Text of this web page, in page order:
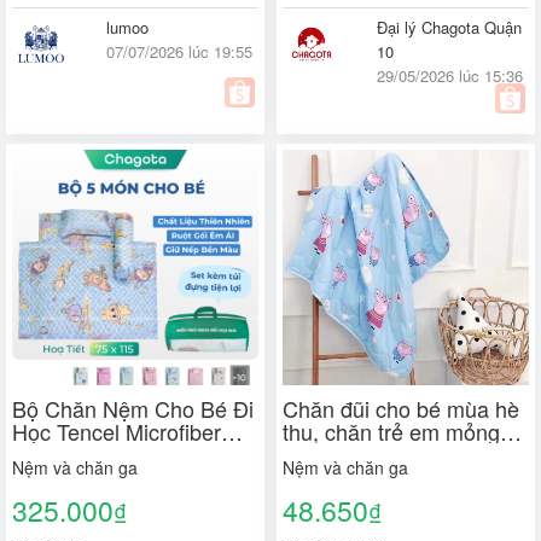
lumoo
07/07/2026 lúc 19:55
Đại lý Chagota Quận
10
29/05/2026 lúc 15:36
Bộ Chăn Nệm Cho Bé Đi
Học Tencel Microfiber
size 75x115cm Chagota
Bedding Nhỏ Gọn Gấp
Gọn Tiện Lợi Kèm Túi
Tiện Lợi
Nệm và chăn ga
325.000₫
Chăn đũi cho bé mùa hè
thu, chăn trẻ em mỏng
đắp điều hòa, mền cho
bé đi học
Nệm và chăn ga
48.650₫